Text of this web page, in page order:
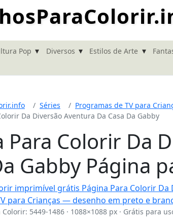
Pop ▾ Diversos ▾ Estilos de Arte ▾
Séries Programas de TV para
Da Diversão Aventura Da Casa Da Gabby
Para Colorir Da
Gabby Página
5449-1486 · 1088×1088 px · Grátis para